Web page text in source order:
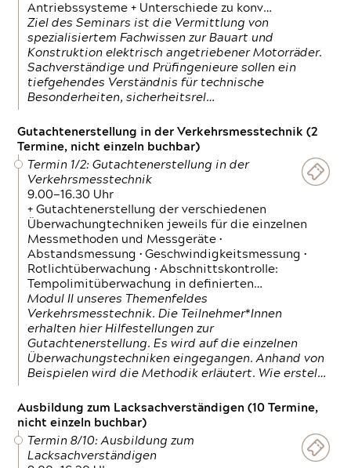
Antriebssysteme + Unterschiede zu konv…
Ziel des Seminars ist die Vermittlung von
spezialisiertem Fachwissen zur Bauart und
Konstruktion elektrisch angetriebener Motorräder.
Sachverständige und Prüfingenieure sollen ein
tiefgehendes Verständnis für technische
Besonderheiten, sicherheitsrel…
Gutachtenerstellung in der Verkehrsmesstechnik (2
Termine, nicht einzeln buchbar)
Termin 1/2: Gutachtenerstellung in der
Verkehrsmesstechnik
9.00—16.30 Uhr
+ Gutachtenerstellung der verschiedenen
Überwachungtechniken jeweils für die einzelnen
Messmethoden und Messgeräte •
Abstandsmessung • Geschwindigkeitsmessung •
Rotlichtüberwachung • Abschnittskontrolle:
Tempolimitüberwachung in definierten…
Modul II unseres Themenfeldes
Verkehrsmesstechnik. Die Teilnehmer*Innen
erhalten hier Hilfestellungen zur
Gutachtenerstellung. Es wird auf die einzelnen
Überwachungstechniken eingegangen. Anhand von
Beispielen wird die Methodik erläutert. Wie erstel…
Ausbildung zum Lacksachverständigen (10 Termine,
nicht einzeln buchbar)
Termin 8/10: Ausbildung zum
Lacksachverständigen